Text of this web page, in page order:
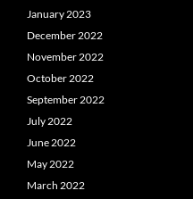
January 2023
December 2022
November 2022
October 2022
September 2022
July 2022
June 2022
May 2022
March 2022